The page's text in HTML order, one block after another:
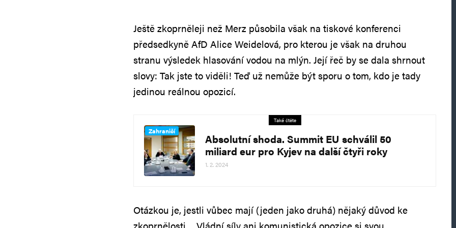
Ještě zkoprněleji než Merz působila však na tiskové konferenci
předsedkyně AfD Alice Weidelová, pro kterou je však na druhou
stranu výsledek hlasování vodou na mlýn. Její řeč by se dala shrnout
slovy: Tak jste to viděli! Teď už nemůže být sporu o tom, kdo je tady
jedinou reálnou opozicí.
Také čtěte
Zahraničí
Absolutní shoda. Summit EU schválil 50
miliard eur pro Kyjev na další čtyři roky
1. 2. 2024
Otázkou je, jestli vůbec mají (jeden jako druhá) nějaký důvod ke